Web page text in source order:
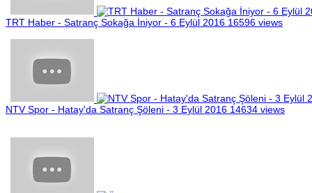
TRT Haber - Satranç Sokağa İniyor - 6 Eylül 2016 16596 views
NTV Spor - Hatay'da Satranç Şöleni - 3 Eylül 2016 14634 views